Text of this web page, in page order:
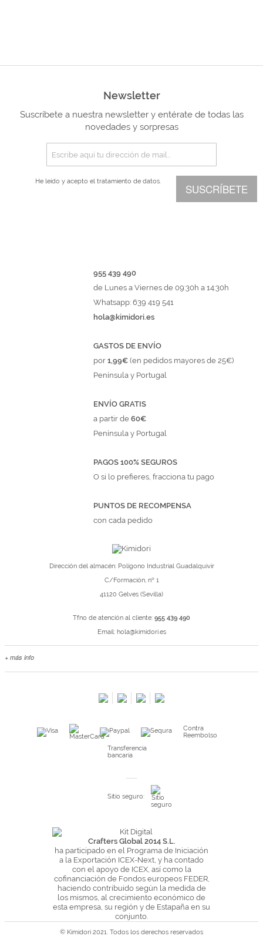
Newsletter
Suscríbete a nuestra newsletter y entérate de todas las
novedades y sorpresas
SUSCRÍBETE
He leído y acepto el tratamiento de datos.
955 439 490
de Lunes a Viernes de 09:30h a 14:30h
Whatsapp: 639 419 541
hola@kimidori.es
GASTOS DE ENVÍO
por1,99€(en pedidos mayores de 25€)
Península y Portugal
ENVÍO GRATIS
a partir de60€
Península y Portugal
PAGOS 100% SEGUROS
O si lo prefieres, fracciona tu pago
PUNTOS DE RECOMPENSA
con cada pedido
Dirección del almacén: Polígono Industrial Guadalquivir
C/Formación, nº 1
41120 Gelves (Sevilla)
Tfno de atención al cliente: 955 439 490
Email: hola@kimidori.es
+ más info
Kimidori PRINT, nuestro servicio de impresión de fotos
Pago seguro y financiación
Condiciones generales de Compra
Política de Privacidad
Política de Cookies
Contra
Reembolso
Transferencia
bancaria
Sitio seguro:
Crafters Global 2014 S.L.
ha participado en el Programa de Iniciación
a la Exportación ICEX-Next, y ha contado
con el apoyo de ICEX, así como la
cofinanciación de Fondos europeos FEDER,
haciendo contribuido según la medida de
los mismos, al crecimiento económico de
esta empresa, su región y de Estapaña en su
conjunto.
© Kimidori 2021. Todos los derechos reservados